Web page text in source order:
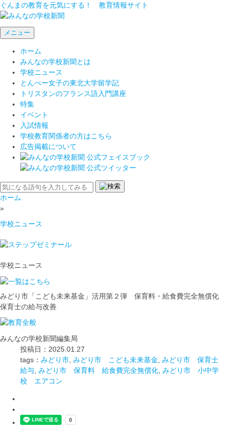
ぐんまの教育を元気にする！ 教育情報サイト
メニュー
ホーム
みんなの学校新聞とは
学校ニュース
とんぺー女子の東北大学留学記
トリスタンのフランス語入門講座
特集
イベント
入試情報
学校教育関係者の方はこちら
広告掲載について
ホーム
»
学校ニュース
学校ニュース
みどり市「こども未来基金」活用第２弾 保育料・給食費完全無償化
保育士の給与改善
みんなの学校新聞編集局
投稿日：2025.01.27
tags： みどり市 みどり市 こども未来基金 みどり市 保育士
給与 みどり市 保育料 給食費完全無償化 みどり市 小中学
校 エアコン